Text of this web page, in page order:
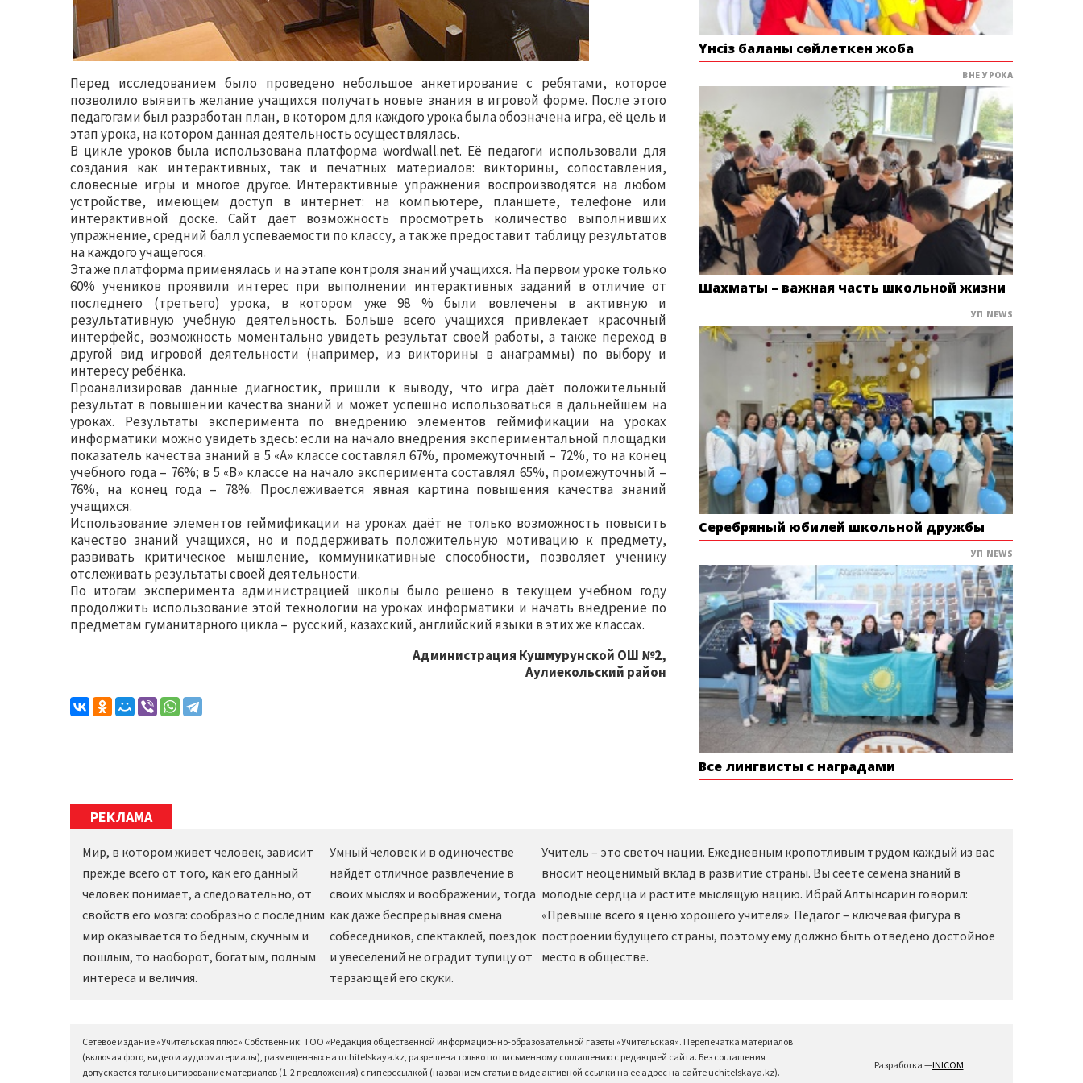
Перед исследованием было проведено небольшое анкетирование с ребятами, которое
позволило выявить желание учащихся получать новые знания в игровой форме. После этого
педагогами был разработан план, в котором для каждого урока была обозначена игра, её цель и
этап урока, на котором данная деятельность осуществлялась.
В цикле уроков была использована платформа wordwall.net. Её педагоги использовали для
создания как интерактивных, так и печатных материалов: викторины, сопоставления,
словесные игры и многое другое. Интерактивные упражнения воспроизводятся на любом
устройстве, имеющем доступ в интернет: на компьютере, планшете, телефоне или
интерактивной доске. Сайт даёт возможность просмотреть количество выполнивших
упражнение, средний балл успеваемости по классу, а так же предоставит таблицу результатов
на каждого учащегося.
Эта же платформа применялась и на этапе контроля знаний учащихся. На первом уроке только
60% учеников проявили интерес при выполнении интерактивных заданий в отличие от
последнего (третьего) урока, в котором уже 98 % были вовлечены в активную и
результативную учебную деятельность. Больше всего учащихся привлекает красочный
интерфейс, возможность моментально увидеть результат своей работы, а также переход в
другой вид игровой деятельности (например, из викторины в анаграммы) по выбору и
интересу ребёнка.
Проанализировав данные диагностик, пришли к выводу, что игра даёт положительный
результат в повышении качества знаний и может успешно использоваться в дальнейшем на
уроках. Результаты эксперимента по внедрению элементов геймификации на уроках
информатики можно увидеть здесь: если на начало внедрения экспериментальной площадки
показатель качества знаний в 5 «А» классе составлял 67%, промежуточный – 72%, то на конец
учебного года – 76%; в 5 «В» классе на начало эксперимента составлял 65%, промежуточный –
76%, на конец года – 78%. Прослеживается явная картина повышения качества знаний
учащихся.
Использование элементов геймификации на уроках даёт не только возможность повысить
качество знаний учащихся, но и поддерживать положительную мотивацию к предмету,
развивать критическое мышление, коммуникативные способности, позволяет ученику
отслеживать результаты своей деятельности.
По итогам эксперимента администрацией школы было решено в текущем учебном году
продолжить использование этой технологии на уроках информатики и начать внедрение по
предметам гуманитарного цикла – русский, казахский, английский языки в этих же классах.
Администрация Кушмурунской ОШ №2,
Аулиекольский район
Үнсіз баланы сөйлеткен жоба
ВНЕ УРОКА
Шахматы – важная часть школьной жизни
УП NEWS
Серебряный юбилей школьной дружбы
УП NEWS
Все лингвисты с наградами
РЕКЛАМА
Мир, в котором живет человек, зависит
прежде всего от того, как его данный
человек понимает, а следовательно, от
свойств его мозга: сообразно с последним
мир оказывается то бедным, скучным и
пошлым, то наоборот, богатым, полным
интереса и величия.
Умный человек и в одиночестве
найдёт отличное развлечение в
своих мыслях и воображении, тогда
как даже беспрерывная смена
собеседников, спектаклей, поездок
и увеселений не оградит тупицу от
терзающей его скуки.
Учитель – это светоч нации. Ежедневным кропотливым трудом каждый из вас
вносит неоценимый вклад в развитие страны. Вы сеете семена знаний в
молодые сердца и растите мыслящую нацию. Ибрай Алтынсарин говорил:
«Превыше всего я ценю хорошего учителя». Педагог – ключевая фигура в
построении будущего страны, поэтому ему должно быть отведено достойное
место в обществе.
Сетевое издание «Учительская плюс» Собственник: ТОО «Редакция общественной информационно-образовательной газеты «Учительская». Перепечатка материалов
(включая фото, видео и аудиоматериалы), размещенных на uchitelskaya.kz, разрешена только по письменному соглашению с редакцией сайта. Без соглашения
допускается только цитирование материалов (1-2 предложения) с гиперссылкой (названием статьи в виде активной ссылки на ее адрес на сайте uchitelskaya.kz).
Разработка —INICOM